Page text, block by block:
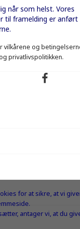
for at sikre, at vi
antager vi, at du
når som helst. Vores
til framelding er anført
vilkårene og
privatlivspolitikken.